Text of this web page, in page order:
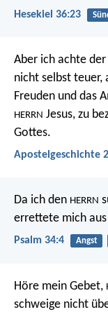
Hesekiel 36:23
Aber ich achte
nicht selbst
Freuden und das
HERRN Jesus, zu
Gottes.
Apostelgeschichte
Da ich den HERRN
errettete mich
Psalm 34:4 Angst
Höre mein Gebet,
schweige nicht